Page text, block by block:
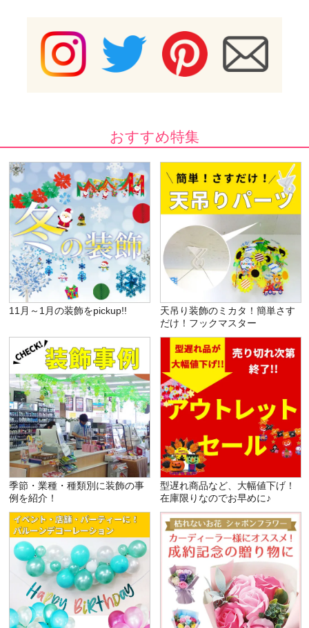
おすすめ特集
11月～1月の装飾をpickup!!
天吊り装飾のミカタ！簡単さす
だけ！フックマスター
季節・業種・種類別に装飾の事
例を紹介！
型遅れ商品など、大幅値下げ！
在庫限りなのでお早めに♪